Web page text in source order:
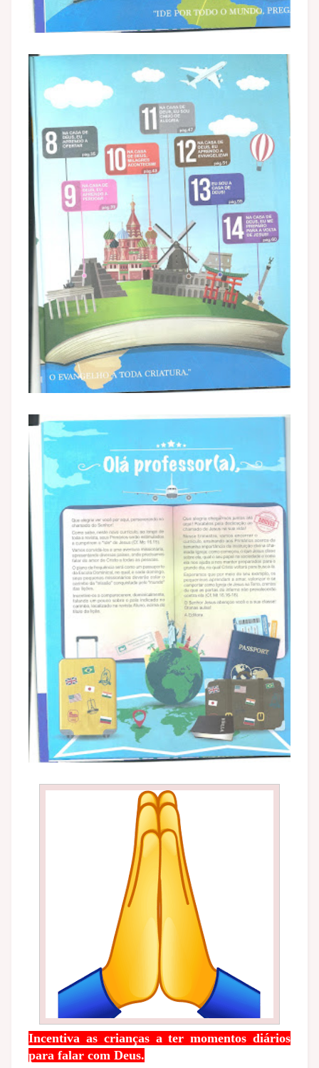
Incentiva as crianças a ter momentos diários
para falar com Deus.